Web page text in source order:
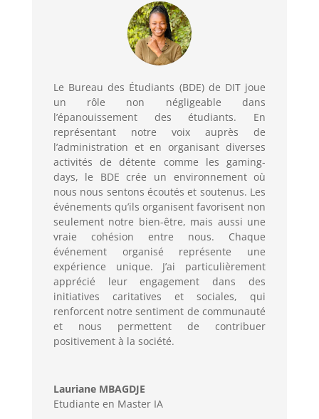
Le Bureau des Étudiants (BDE) de DIT joue
un rôle non négligeable dans
l’épanouissement des étudiants. En
représentant notre voix auprès de
l’administration et en organisant diverses
activités de détente comme les gaming-
days, le BDE crée un environnement où
nous nous sentons écoutés et soutenus. Les
événements qu’ils organisent favorisent non
seulement notre bien-être, mais aussi une
vraie cohésion entre nous. Chaque
événement organisé représente une
expérience unique. J’ai particulièrement
apprécié leur engagement dans des
initiatives caritatives et sociales, qui
renforcent notre sentiment de communauté
et nous permettent de contribuer
positivement à la société.
Lauriane MBAGDJE
Etudiante en Master IA